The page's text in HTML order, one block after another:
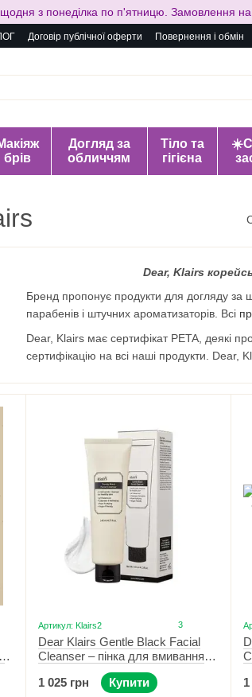
щодня з понеділка по п'ятницю. Замовлення на
Договір публічної оферти Повернення і обмін
брів
Догляд за
обличчям
Тіло та
гігієна
Dear, Klairs
Бренд пропонує продукти для догляду за
парабенів і штучних ароматизаторів. Всі
Dear, Klairs має сертифікат PETA, деякі
сертифікацію на всі наші продукти.
макіяж і надлишок шкірного сала,
Тонік для обличчя
Supple Preparation
крапельну сироватку зі свіжим соком.
Заспокійливий крем
Купити продукцію брендуDear, Klairs
оформвлення замовлення, швидка
Артикул: Klairs2 3
Dear Klairs Gentle Black Facial
Cleanser – пінка для вмивання
обличчя 140 мл
1 025 грн
Купити